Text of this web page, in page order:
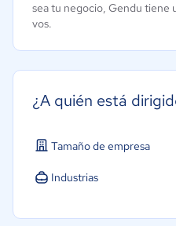
sea tu negocio, Gendu tiene
vos.
¿A quién está
Tamaño de empresa
Micro: 1 a 9 trabajadores
Industrias